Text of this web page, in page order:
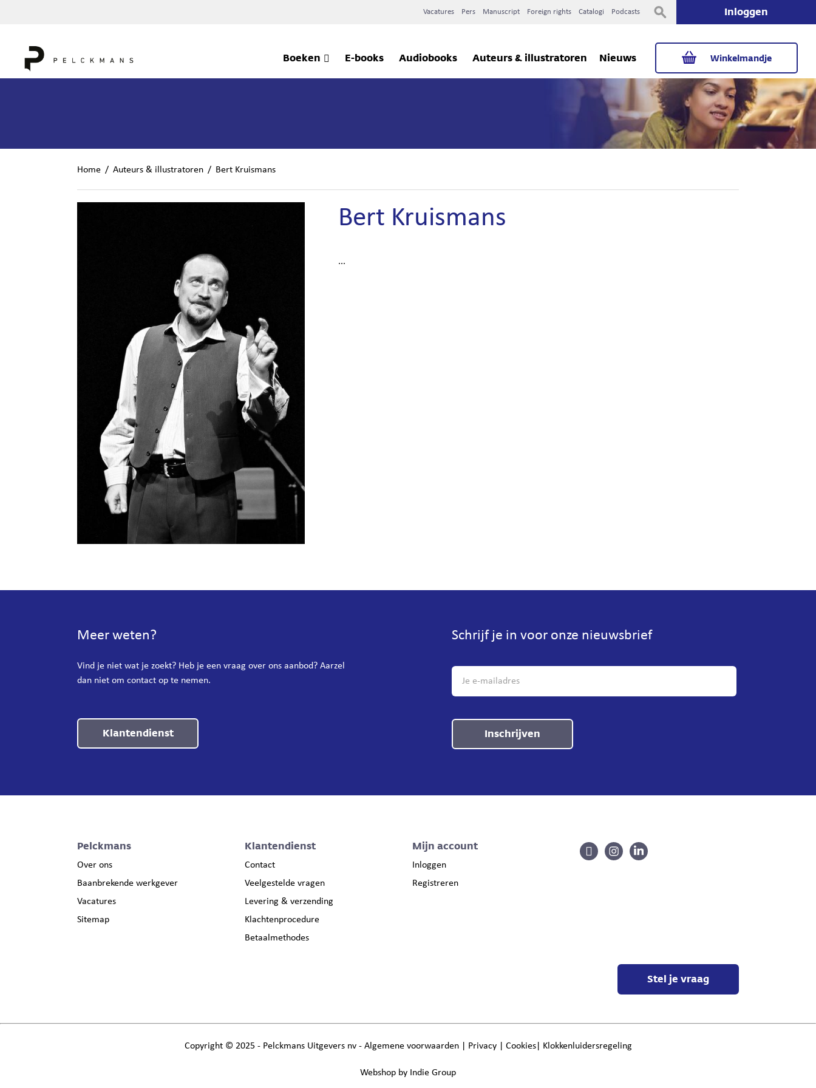
Vacatures Pers Manuscript Foreign rights Catalogi Podcasts Inloggen
Winkelmandje
Boeken E-books Audiobooks Auteurs & illustratoren Nieuws
Home / Auteurs & illustratoren / Bert Kruismans
Bert Kruismans
...
Meer weten?
Vind je niet wat je zoekt? Heb je een vraag over ons aanbod? Aarzel
dan niet om contact op te nemen.
Klantendienst
Schrijf je in voor onze nieuwsbrief
Inschrijven
Pelckmans
Over ons
Baanbrekende werkgever
Vacatures
Sitemap
Klantendienst
Contact
Veelgestelde vragen
Levering & verzending
Klachtenprocedure
Betaalmethodes
Mijn account
Inloggen
Registreren
Stel je vraag
Copyright © 2025 - Pelckmans Uitgevers nv - Algemene voorwaarden| Privacy Cookies| Klokkenluidersregeling
Webshop by Indie Group